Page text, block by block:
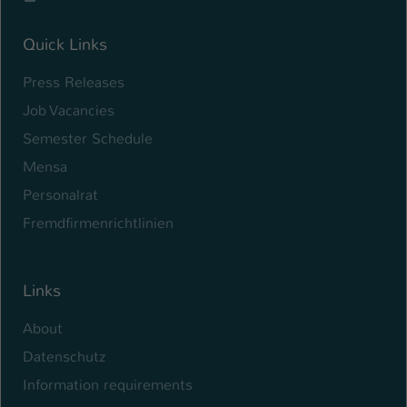
Quick Links
Press Releases
Job Vacancies
Semester Schedule
Mensa
Personalrat
Fremdfirmenrichtlinien
Links
About
Datenschutz
Information requirements